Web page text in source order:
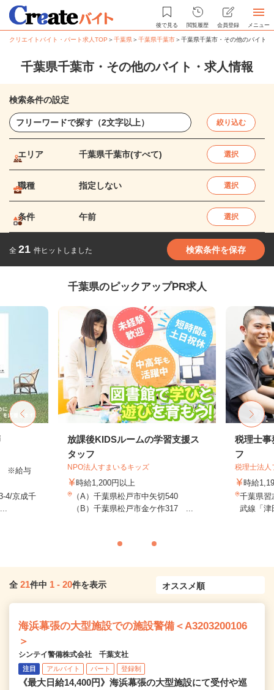
後で見る 閲覧履歴 会員登録 メニュー
クリエイトバイト・パート求人TOP ＞千葉県＞千葉県千葉市＞千葉県千葉市・その他のバイト
千葉県千葉市・その他のバイト・求人情報
検索条件の設定
絞り込む
エリア 千葉県千葉市(すべて) 選択
職種 指定しない 選択
条件 午前 選択
全 21 件ヒットしました 検索条件を保存
千葉県のピックアップPR求人
※給与
4/京成千
放課後KIDSルームの学習支援ス
タッフ
NPO法人すまいるキッズ
時給1,200円以上
（A）千葉県松戸市中矢切540
（B）千葉県松戸市金ケ作317 ...
税理士事
フ
税理士法人
時給
千葉県習
武線「津
全 21件中 1 - 20件を表示
海浜幕張の大型施設での施設警備＜A3203200106
＞
シンテイ警備株式会社 千葉支社
注目 アルバイト パート 登録制
《最大日給14,400円》海浜幕張の大型施設にて受付や巡